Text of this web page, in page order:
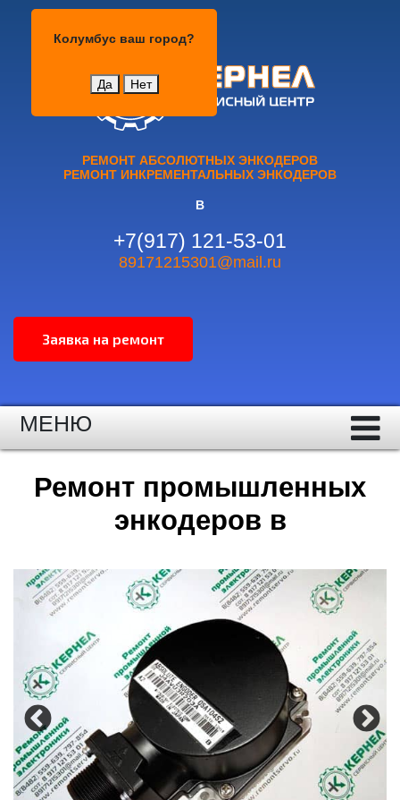
Колумбус ваш город?
Да Нет
РЕМОНТ АБСОЛЮТНЫХ ЭНКОДЕРОВ
РЕМОНТ ИНКРЕМЕНТАЛЬНЫХ ЭНКОДЕРОВ
В
+7(917) 121-53-01
89171215301@mail.ru
МЕНЮ
Ремонт промышленных
энкодеров в